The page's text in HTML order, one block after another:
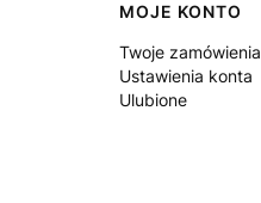
MOJE KONTO
Twoje zamówienia
Ustawienia konta
Ulubione